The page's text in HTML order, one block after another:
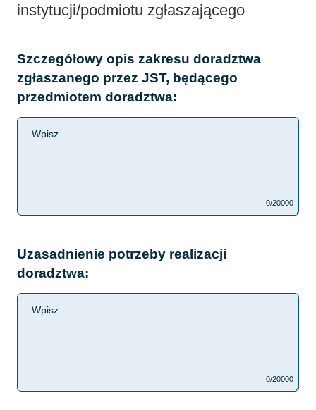
instytucji/podmiotu zgłaszającego
Szczegółowy opis zakresu doradztwa
zgłaszanego przez JST, będącego
przedmiotem doradztwa:
0/20000
Uzasadnienie potrzeby realizacji
doradztwa:
0/20000